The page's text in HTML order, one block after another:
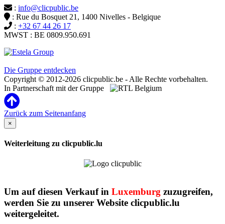
: info@clicpublic.be
: Rue du Bosquet 21, 1400 Nivelles - Belgique
: +32 67 44 26 17
MWST : BE 0809.950.691
Die Gruppe entdecken
Copyright © 2012-2026 clicpublic.be - Alle Rechte vorbehalten.
In Partnerschaft mit der Gruppe
Zurück zum Seitenanfang
×
Weiterleitung zu clicpublic.lu
Um auf diesen Verkauf in Luxemburg zuzugreifen,
werden Sie zu unserer Website clicpublic.lu
weitergeleitet.